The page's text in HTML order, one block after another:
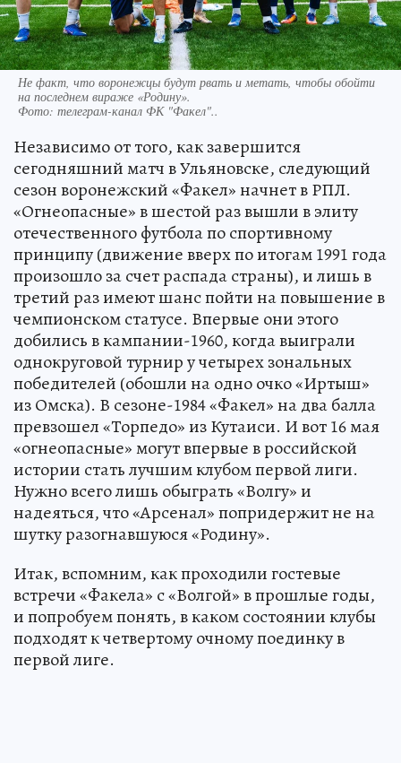
Не факт, что воронежцы будут рвать и метать, чтобы обойти
на последнем вираже «Родину».
Фото: телеграм-канал ФК "Факел"..
Независимо от того, как завершится
сегодняшний матч в Ульяновске, следующий
сезон воронежский «Факел» начнет в РПЛ.
«Огнеопасные» в шестой раз вышли в элиту
отечественного футбола по спортивному
принципу (движение вверх по итогам 1991 года
произошло за счет распада страны), и лишь в
третий раз имеют шанс пойти на повышение в
чемпионском статусе. Впервые они этого
добились в кампании-1960, когда выиграли
однокруговой турнир у четырех зональных
победителей (обошли на одно очко «Иртыш»
из Омска). В сезоне-1984 «Факел» на два балла
превзошел «Торпедо» из Кутаиси. И вот 16 мая
«огнеопасные» могут впервые в российской
истории стать лучшим клубом первой лиги.
Нужно всего лишь обыграть «Волгу» и
надеяться, что «Арсенал» попридержит не на
шутку разогнавшуюся «Родину».
Итак, вспомним, как проходили гостевые
встречи «Факела» с «Волгой» в прошлые годы,
и попробуем понять, в каком состоянии клубы
подходят к четвертому очному поединку в
первой лиге.